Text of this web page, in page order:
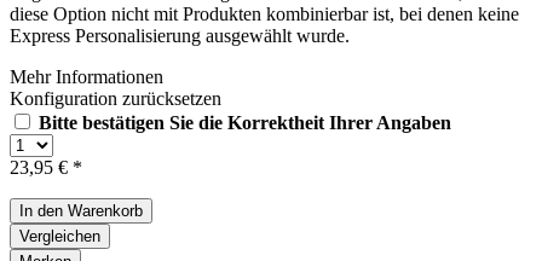
diese Option nicht mit Produkten kombinierbar ist, bei denen keine
Express Personalisierung ausgewählt wurde.
Mehr Informationen
Konfiguration zurücksetzen
Bitte bestätigen Sie die Korrektheit Ihrer Angaben
23,95 € *
In den Warenkorb
Vergleichen